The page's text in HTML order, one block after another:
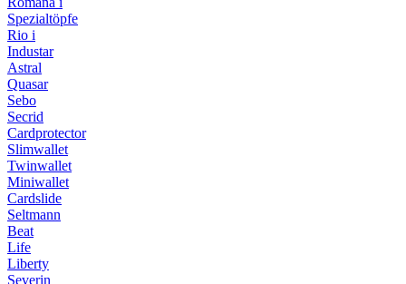
Spezialtöpfe
Rio i
Industar
Astral
Quasar
Sebo
Secrid
Cardprotector
Slimwallet
Twinwallet
Miniwallet
Cardslide
Seltmann
Beat
Life
Liberty
Severin